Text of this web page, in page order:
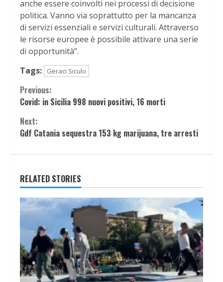
anche essere coinvolti nei processi di decisione
politica. Vanno via soprattutto per la mancanza
di servizi essenziali e servizi culturali. Attraverso
le risorse europee è possibile attivare una serie
di opportunità”.
Tags:
Geraci Siculo
Continue
Reading
Previous:
Covid: in Sicilia 998 nuovi positivi, 16 morti
Next:
Gdf Catania sequestra 153 kg marijuana, tre arresti
RELATED STORIES